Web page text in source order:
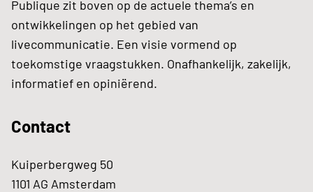
Publique zit boven op de actuele thema’s en
ontwikkelingen op het gebied van
livecommunicatie. Een visie vormend op
toekomstige vraagstukken. Onafhankelijk, zakelijk,
informatief en opiniërend.
Contact
Kuiperbergweg 50
1101 AG Amsterdam